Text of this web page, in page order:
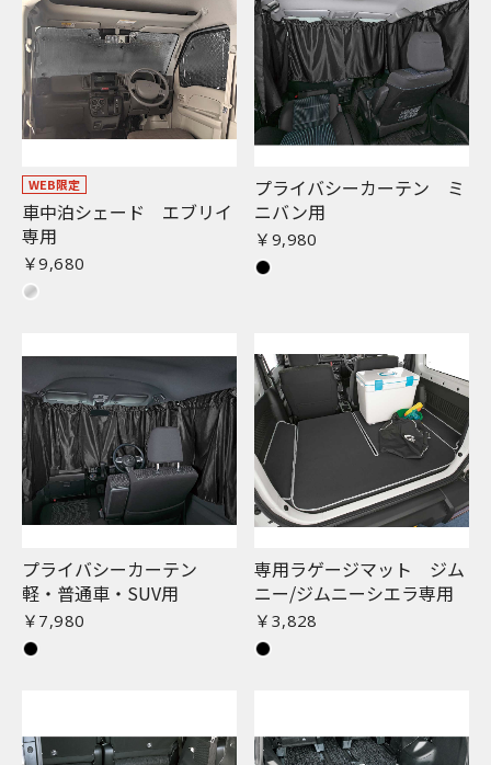
WEB限定
車中泊シェード エブリイ
専用
￥9,680
プライバシーカーテン ミ
ニバン用
￥9,980
プライバシーカーテン
軽・普通車・SUV用
￥7,980
専用ラゲージマット ジム
ニー/ジムニーシエラ専用
￥3,828